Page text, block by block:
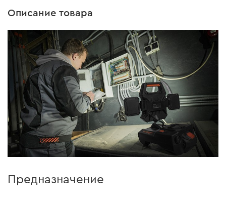
Описание товара
Предназначение